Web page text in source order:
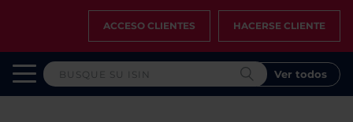
ACCESO CLIENTES HACERSE CLIENTE
Ver todos